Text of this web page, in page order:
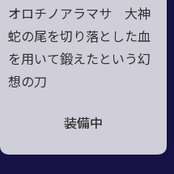
オロチノアラマサ 大神
蛇の尾を切り落とした血
を用いて鍛えたという幻
想の刀
装備中